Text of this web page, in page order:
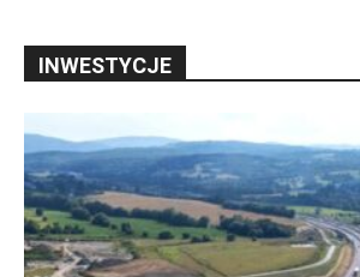
INWESTYCJE